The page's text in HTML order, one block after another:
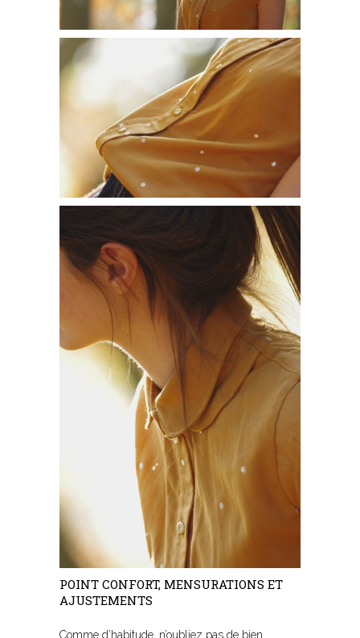
POINT CONFORT, MENSURATIONS ET
AJUSTEMENTS
Comme d’habitude, n’oubliez pas de bien